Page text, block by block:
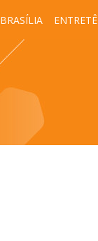
BRASÍLIA ENTRETÊ